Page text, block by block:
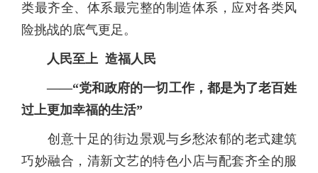
类最齐全、体系最完整的制造体系，应对各类风
险挑战的底气更足。
人民至上 造福人民
——“党和政府的一切工作，都是为了老百姓
过上更加幸福的生活”
创意十足的街边景观与乡愁浓郁的老式建筑
巧妙融合，清新文艺的特色小店与配套齐全的服